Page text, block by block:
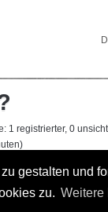
gestalten und
zu. Weitere
1 registrierter, 0